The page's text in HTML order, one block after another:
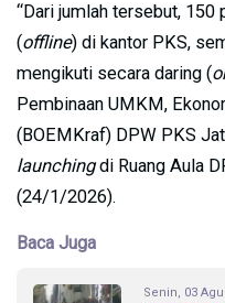
“Dari jumlah tersebut,
(offline) di kantor PKS,
mengikuti secara daring (
Pembinaan UMKM,
(BOEMKraf) DPW PKS
launchingdi Ruang Aula
(24/1/2026).
Baca Juga
Senin, 03 Agu